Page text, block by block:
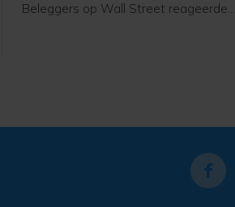
Beleggers op Wall Street reageerden